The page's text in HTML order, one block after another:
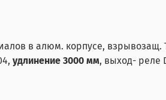
в алюм. корпусе, взрывозащ. ТР
удлинение 3000 мм, выход- реле